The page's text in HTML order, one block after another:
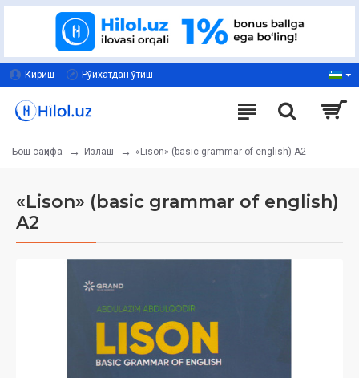
Кириш Рўйхатдан ўтиш
Бош саҳифа Излаш «Lison» (basic grammar of english) A2
«Lison» (basic grammar of english)
A2